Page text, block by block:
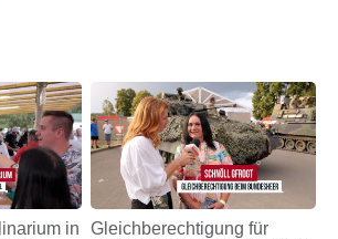
in
Gleichberechtigung für